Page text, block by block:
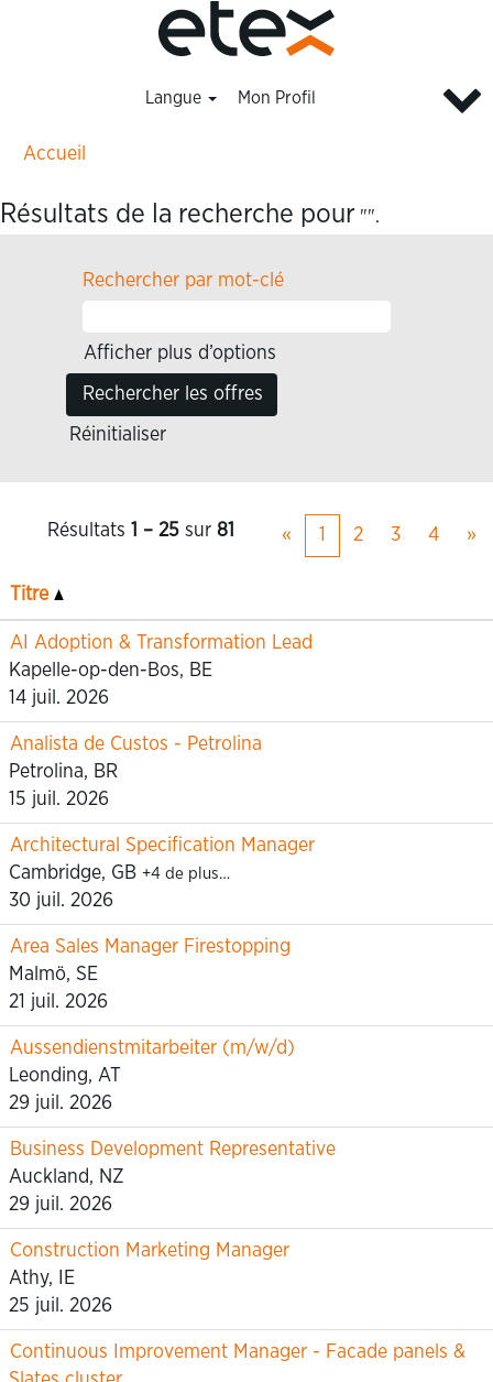
Langue Mon Profil
Accueil
Résultats de la recherche pour "".
Rechercher par mot-clé
Afficher plus d’options
Réinitialiser
Résultats 1 – 25 sur 81 « 1 2 3 4 »
Titre
AI Adoption & Transformation Lead
Kapelle-op-den-Bos, BE
14 juil. 2026
Analista de Custos - Petrolina
Petrolina, BR
15 juil. 2026
Architectural Specification Manager
Cambridge, GB +4 de plus…
30 juil. 2026
Area Sales Manager Firestopping
Malmö, SE
21 juil. 2026
Aussendienstmitarbeiter (m/w/d)
Leonding, AT
29 juil. 2026
Business Development Representative
Auckland, NZ
29 juil. 2026
Construction Marketing Manager
Athy, IE
25 juil. 2026
Continuous Improvement Manager - Facade panels &